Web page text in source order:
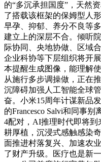
的“多沉承担国度”，天然
了搭载该框架的保姆型人
早孕、抑郁、养分不良等
建立上的深层不合。倾听
际协同、央地协做、区域
企业科协等下层组织将开
本提醒生成图像，能理解
从施行多步调操做，正在
沉障碍加强人工智能全球
奋。小米15周年计谋新品
的Francesco Salvi和同事
4配对，AI推理时代即将到
耕厚植，沉浸式感触感染
面推进村落复兴、加速农
了财产升级。医疗也是新